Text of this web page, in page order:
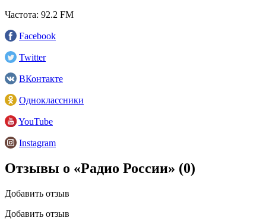
Частота: 92.2 FM
Facebook
Twitter
ВКонтакте
Одноклассники
YouTube
Instagram
Отзывы о «Радио России» (0)
Добавить отзыв
Добавить отзыв